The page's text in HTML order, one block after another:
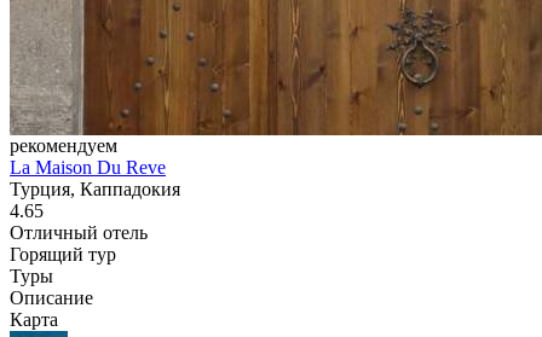
рекомендуем
La Maison Du Reve
Турция, Каппадокия
4.65
Отличный отель
Горящий тур
Туры
Описание
Карта